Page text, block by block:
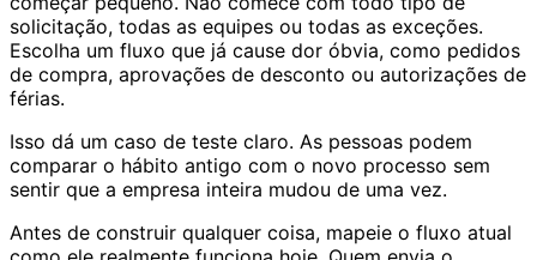
solicitação, todas as equipes ou todas as exceções.
Escolha um fluxo que já cause dor óbvia, como pedidos
de compra, aprovações de desconto ou autorizações de
férias.
Isso dá um caso de teste claro. As pessoas podem
comparar o hábito antigo com o novo processo sem
sentir que a empresa inteira mudou de uma vez.
Antes de construir qualquer coisa, mapeie o fluxo atual